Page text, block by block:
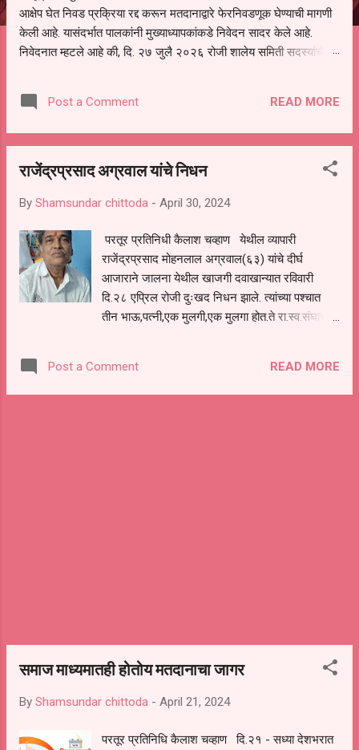
आक्षेप घेत निवड प्रक्रिया रद्द करून मतदानाद्वारे फेरनिवडणूक घेण्याची मागणी
केली आहे. यासंदर्भात पालकांनी मुख्याध्यापकांकडे निवेदन सादर केले आहे.
निवेदनात म्हटले आहे की, दि. २७ जुलै २०२६ रोजी शालेय समिती सदस्यांची
अनेक पालकांना देण्यात आली नसल्याने मोठ्या संख्येने पालक बैठकीस उपस्थित
राहू शकले नाहीत. तसेच सर्व पालकांना विश्वासात न घेता निवड प्रक्रिया पूर्ण
करून ती रद्द करण्यात यावी आणि सर्व पालकांच्या उपस्थितीत मतदान पद्धतीने
शालेय समितीची फेरनिवडणूक घेण्यात यावी, अशी मागणी पालकांनी केली आहे. या
शिक्षण अधिकारी, परतूर यांनाही पाठविण्यात आल्या असून प्रशासन याबाबत काय
Post a Comment READ MORE
राजेंद्रप्रसाद अग्रवाल यांचे निधन
By Shamsundar chittoda - April 30, 2024
परतूर प्रतिनिधी कैलाश चव्हाण येथील व्यापारी
राजेंद्रप्रसाद मोहनलाल अग्रवाल(६३) यांचे दीर्घ
आजाराने जालना येथील खाजगी दवाखान्यात रविवारी
दि.२८ एप्रिल रोजी दुःखद निधन झाले. त्यांच्या पश्चात
तीन भाऊ,पत्नी,एक मुलगी,एक मुलगा होत.ते रा.स्व.संघाचे
करण्यात आले. यावेळी शहरातील व्यापारी,सामाजिक,राजकीय
क्षेत्रातील तसेच मित्र मंडळी उपस्थित होते.
Post a Comment READ MORE
समाज माध्यमातही होतोय मतदानाचा जागर
By Shamsundar chittoda - April 21, 2024
परतूर प्रतिनिधि कैलाश चव्हाण दि.२१ - सध्या देशभरात